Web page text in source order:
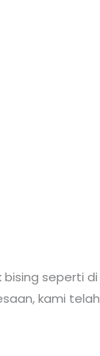
seperti di
kami telah